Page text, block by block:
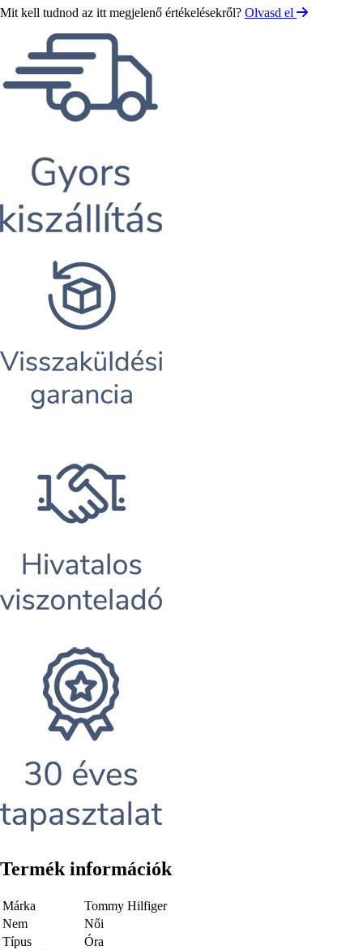
Mit kell tudnod az itt megjelenő értékelésekről? Olvasd el
Termék információk
Márka
Tommy Hilfiger
Nem
Női
Típus
Óra